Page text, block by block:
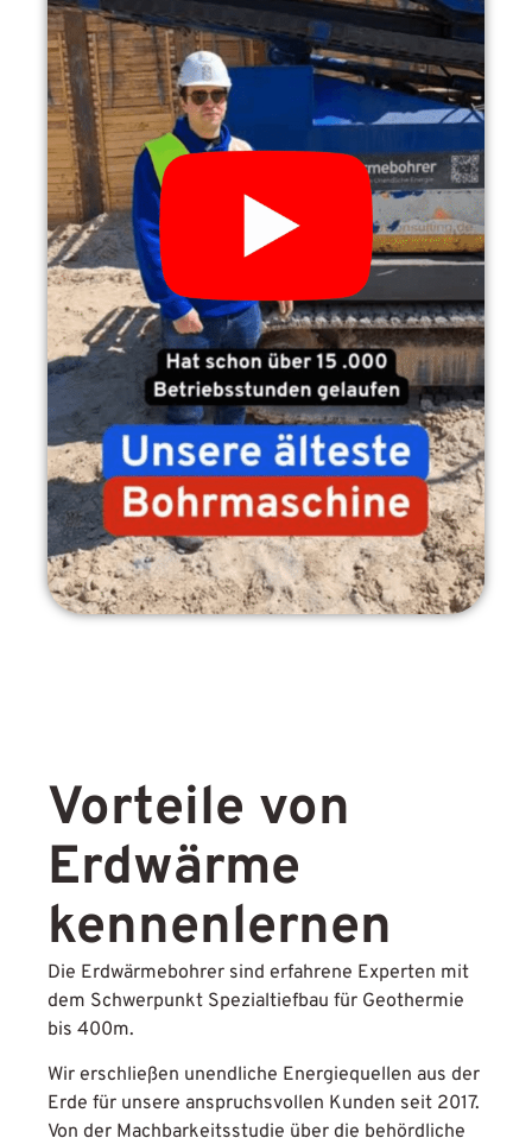
Vorteile von
Erdwärme
kennenlernen
Die Erdwärmebohrer sind erfahrene Experten mit
dem Schwerpunkt Spezialtiefbau für Geothermie
bis 400m.
Wir erschließen unendliche Energiequellen aus der
Erde für unsere anspruchsvollen Kunden seit 2017.
Von der Machbarkeitsstudie über die behördliche